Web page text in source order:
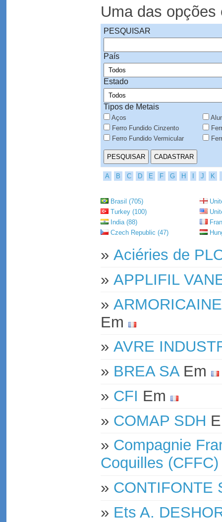
Uma das opções
PESQUISAR
País
Estado
Tipos de Metais
Aços
Ferro Fundido Cinzento
Ferro Fundido Vermicular
A B C D E F G H J K
Brasil (705)
Turkey (100)
India (88)
Czech Republic (47)
» Aciéries de
» APPLIFIL
»
Em
» AVRE
» BREA SA Em
» CFI Em
» COMAP SDH
» Compagnie
Coquilles (CFFC)
» CONTIFONTE
» Ets A.